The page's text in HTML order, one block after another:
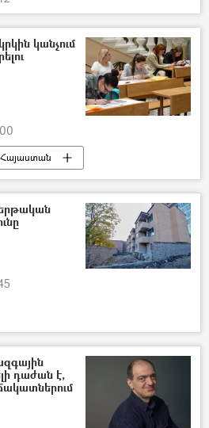
կանչում
Հայաստան
դաժան է,